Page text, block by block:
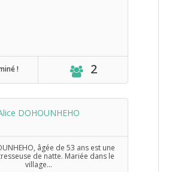
! 2
DOHOUNHEHO
âgée de 53 ans est une
de natte. Mariée dans le
village...